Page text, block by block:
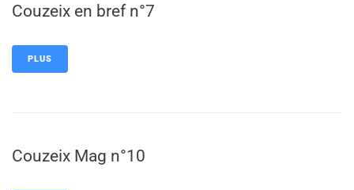
Couzeix en bref n°7
PLUS
Couzeix Mag n°10